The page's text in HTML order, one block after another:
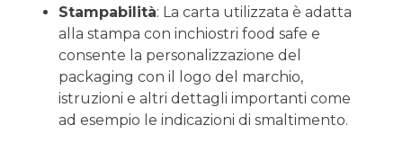
Stampabilità: La carta utilizzata è adatta
alla stampa con inchiostri food safe e
consente la personalizzazione del
packaging con il logo del marchio,
istruzioni e altri dettagli importanti come
ad esempio le indicazioni di smaltimento.